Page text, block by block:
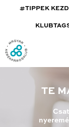
#TIPPEK
TE